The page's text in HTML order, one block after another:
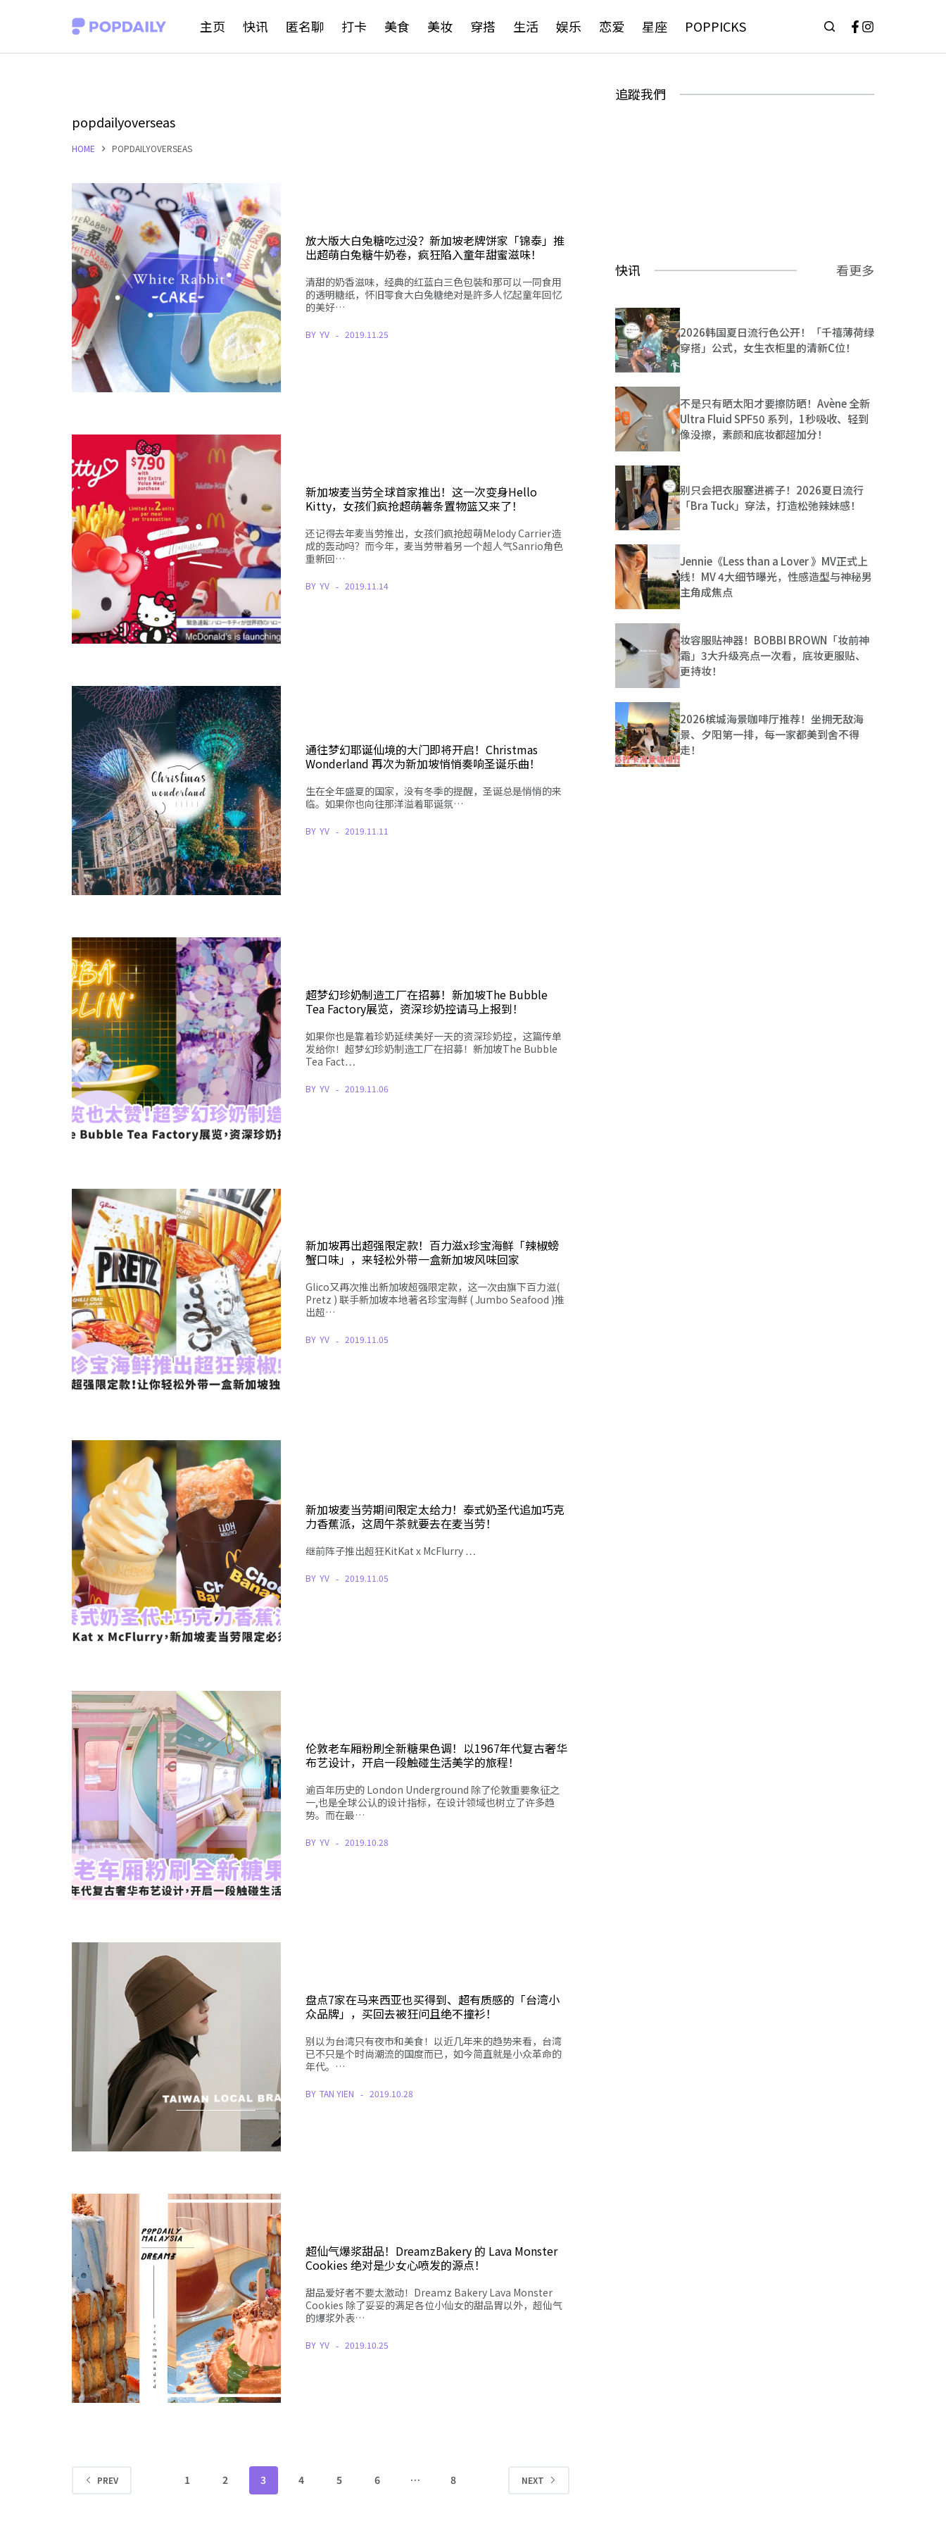
主页 快讯 匿名聊 打卡 美食 美妆 穿搭 生活 娱乐 恋爱 星座 POPPICKS
popdailyoverseas
HOME POPDAILYOVERSEAS
放大版大白兔糖吃过没？新加坡老牌饼家「锦泰」推
出超萌白兔糖牛奶卷，疯狂陷入童年甜蜜滋味！
清甜的奶香滋味，经典的红蓝白三色包裝和那可以一同食用
的透明糖纸，怀旧零食大白兔糖绝对是許多人忆起童年回忆
的美好…
BY YV 2019.11.25
新加坡麦当劳全球首家推出！这一次变身Hello
Kitty，女孩们疯抢超萌薯条置物篮又来了！
还记得去年麦当劳推出，女孩们疯抢超萌Melody Carrier造
成的轰动吗？而今年，麦当劳带着另一个超人气Sanrio角色
重新回…
BY YV 2019.11.14
通往梦幻耶诞仙境的大门即将开启！Christmas
Wonderland 再次为新加坡悄悄奏响圣诞乐曲！
生在全年盛夏的国家，没有冬季的提醒，圣诞总是悄悄的来
临。如果你也向往那洋溢着耶诞氛…
BY YV 2019.11.11
超梦幻珍奶制造工厂在招募！新加坡The Bubble
Tea Factory展览，资深珍奶控请马上报到！
如果你也是靠着珍奶延续美好一天的资深珍奶控，这篇传单
发给你！超梦幻珍奶制造工厂在招募！新加坡The Bubble
Tea Fact…
BY YV 2019.11.06
新加坡再出超强限定款！百力滋x珍宝海鲜「辣椒螃
蟹口味」，来轻松外带一盒新加坡风味回家
Glico又再次推出新加坡超强限定款，这一次由旗下百力滋(
Pretz ) 联手新加坡本地著名珍宝海鲜 ( Jumbo Seafood )推
出超…
BY YV 2019.11.05
新加坡麦当劳期间限定太给力！泰式奶圣代追加巧克
力香蕉派，这周午茶就要去在麦当劳！
继前阵子推出超狂KitKat x McFlurry …
BY YV 2019.11.05
伦敦老车厢粉刷全新糖果色调！以1967年代复古奢华
布艺设计，开启一段触碰生活美学的旅程！
逾百年历史的 London Underground 除了伦敦重要象征之
一,也是全球公认的设计指标，在设计领域也树立了许多趋
势。而在最…
BY YV 2019.10.28
盘点7家在马来西亚也买得到、超有质感的「台湾小
众品牌」，买回去被狂问且绝不撞衫！
别以为台湾只有夜市和美食！以近几年来的趋势来看，台湾
已不只是个时尚潮流的国度而已，如今简直就是小众革命的
年代。…
BY TAN YIEN 2019.10.28
超仙气爆浆甜品！DreamzBakery 的 Lava Monster
Cookies 绝对是少女心喷发的源点！
甜品爱好者不要太激动！Dreamz Bakery Lava Monster
Cookies 除了妥妥的满足各位小仙女的甜品胃以外，超仙气
的爆浆外表…
BY YV 2019.10.25
PREV 1 2 3 4 5 6 … 8 NEXT
追蹤我們
快讯 看更多
2026韩国夏日流行色公开！「千禧薄荷绿
穿搭」公式，女生衣柜里的清新C位！
不是只有晒太阳才要擦防晒！Avène 全新
Ultra Fluid SPF50 系列，1秒吸收、轻到
像没擦，素颜和底妆都超加分！
别只会把衣服塞进裤子！2026夏日流行
「Bra Tuck」穿法，打造松弛辣妹感！
Jennie《Less than a Lover 》MV正式上
线！MV 4大细节曝光，性感造型与神秘男
主角成焦点
妆容服贴神器！BOBBI BROWN「妆前神
霜」3大升级亮点一次看，底妆更服贴、
更持妆！
2026槟城海景咖啡厅推荐！坐拥无敌海
景、夕阳第一排，每一家都美到舍不得
走！